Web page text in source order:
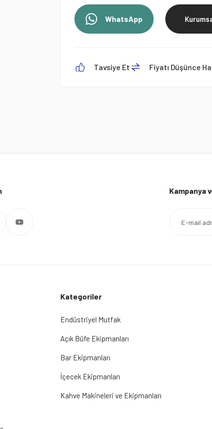
WhatsApp
Tavsiye Et Fiyatı Düşünce
Kampanya
Kategoriler
Endüstriyel Mutfak
Açık Büfe Ekipmanları
Bar Ekipmanları
İçecek Ekipmanları
Kahve Makineleri ve Ekipmanları